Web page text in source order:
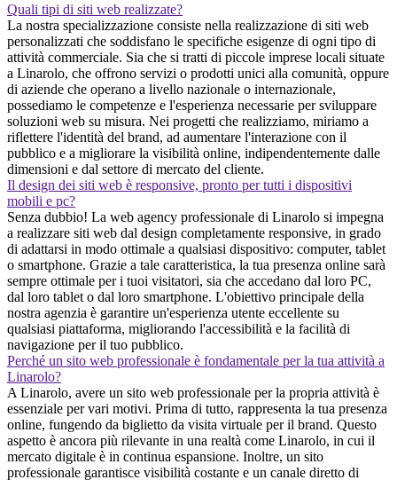
Quali tipi di siti web realizzate?
La nostra specializzazione consiste nella realizzazione di siti web
personalizzati che soddisfano le specifiche esigenze di ogni tipo di
attività commerciale. Sia che si tratti di piccole imprese locali situate
a Linarolo, che offrono servizi o prodotti unici alla comunità, oppure
di aziende che operano a livello nazionale o internazionale,
possediamo le competenze e l'esperienza necessarie per sviluppare
soluzioni web su misura. Nei progetti che realizziamo, miriamo a
riflettere l'identità del brand, ad aumentare l'interazione con il
pubblico e a migliorare la visibilità online, indipendentemente dalle
dimensioni e dal settore di mercato del cliente.
Il design dei siti web è responsive, pronto per tutti i dispositivi
mobili e pc?
Senza dubbio! La web agency professionale di Linarolo si impegna
a realizzare siti web dal design completamente responsive, in grado
di adattarsi in modo ottimale a qualsiasi dispositivo: computer, tablet
o smartphone. Grazie a tale caratteristica, la tua presenza online sarà
sempre ottimale per i tuoi visitatori, sia che accedano dal loro PC,
dal loro tablet o dal loro smartphone. L'obiettivo principale della
nostra agenzia è garantire un'esperienza utente eccellente su
qualsiasi piattaforma, migliorando l'accessibilità e la facilità di
navigazione per il tuo pubblico.
Perché un sito web professionale è fondamentale per la tua attività a
Linarolo?
A Linarolo, avere un sito web professionale per la propria attività è
essenziale per vari motivi. Prima di tutto, rappresenta la tua presenza
online, fungendo da biglietto da visita virtuale per il brand. Questo
aspetto è ancora più rilevante in una realtà come Linarolo, in cui il
mercato digitale è in continua espansione. Inoltre, un sito
professionale garantisce visibilità costante e un canale diretto di